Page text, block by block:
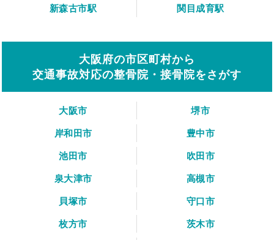
新森古市駅
関目成育駅
大阪府の市区町村から
交通事故対応の整骨院・接骨院をさがす
大阪市
堺市
岸和田市
豊中市
池田市
吹田市
泉大津市
高槻市
貝塚市
守口市
枚方市
茨木市